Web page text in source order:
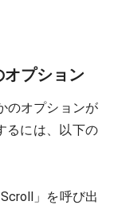
プション
のオプションが
るには、以下の
」を呼び出